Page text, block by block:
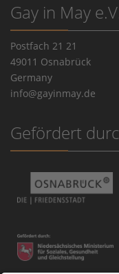
Gay in May
Postfach 21 21
49011 Osnabrück
Germany
info@gayinmay.de
Gefördert